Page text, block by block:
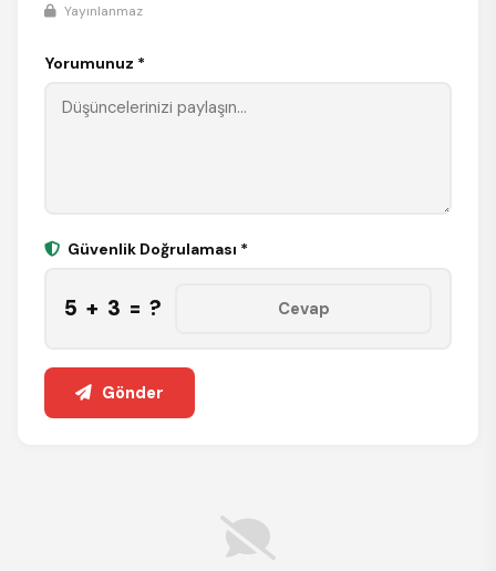
Yayınlanmaz
Yorumunuz *
Güvenlik Doğrulaması *
5 + 3 = ?
Gönder